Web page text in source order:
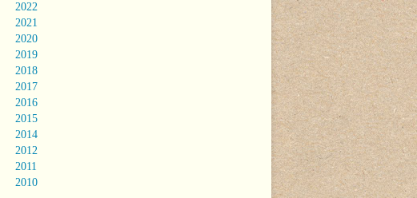
2022
2021
2020
2019
2018
2017
2016
2015
2014
2012
2011
2010